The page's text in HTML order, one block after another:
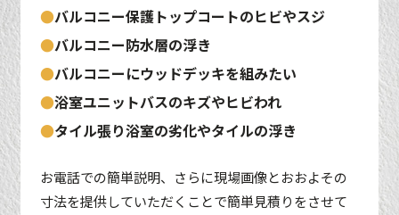
●バルコニー保護トップコートのヒビやスジ
●バルコニー防水層の浮き
●バルコニーにウッドデッキを組みたい
●浴室ユニットバスのキズやヒビわれ
●タイル張り浴室の劣化やタイルの浮き
お電話での簡単説明、さらに現場画像とおおよその
寸法を提供していただくことで簡単見積りをさせて